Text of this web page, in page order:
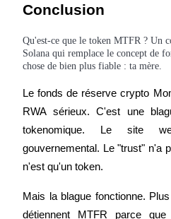
Plus d'événements
Gagnez des prix et des
Se connecterS'inscrire
Conclusion
Qu'est-ce que le token MTFR ? Un
Solana qui remplace le concept de
chose de bien plus fiable : ta mère.
Le fonds de réserve crypto
RWA sérieux. C'est une
tokenomique. Le site
gouvernemental. Le "trust" n'a
n'est qu'un token.
Mais la blague fonctionne.
détiennent MTFR parce